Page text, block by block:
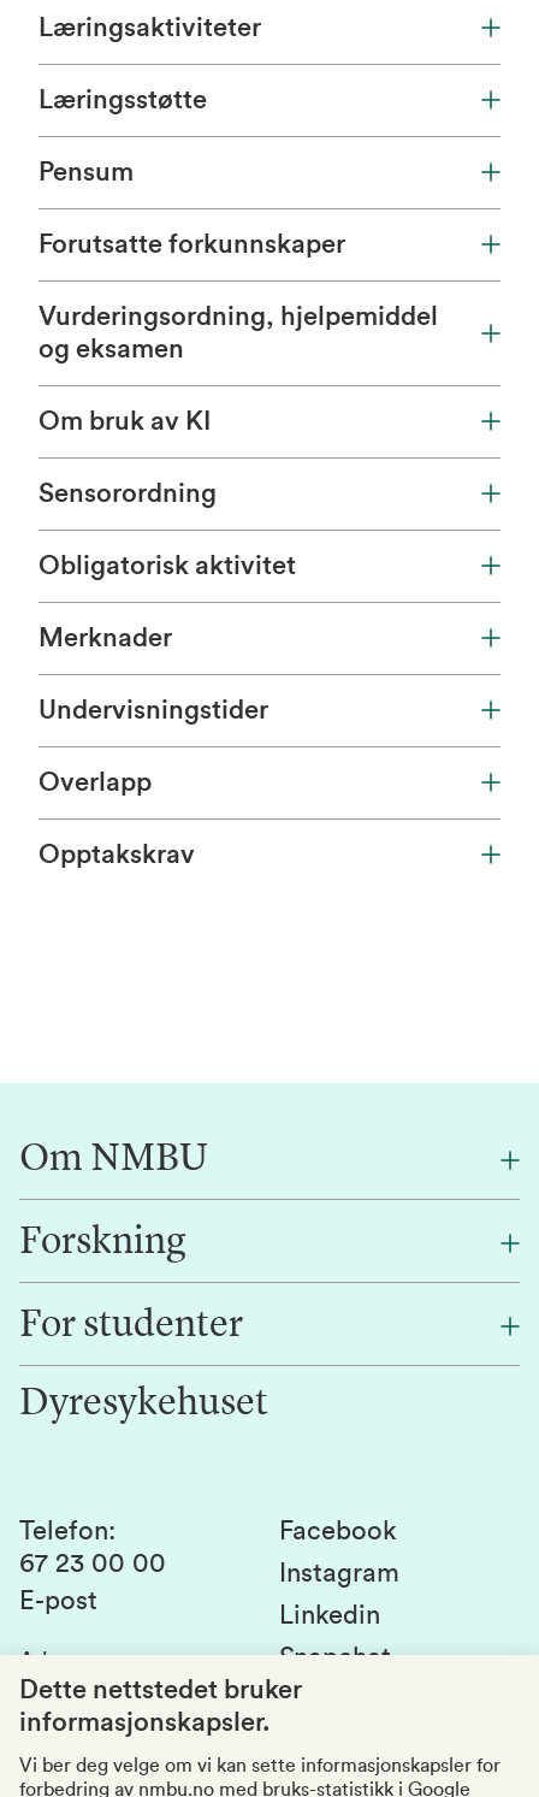
Læringsaktiviteter
Læringsstøtte
Pensum
Forutsatte forkunnskaper
Vurderingsordning, hjelpemiddel
og eksamen
Om bruk av KI
Sensorordning
Obligatorisk aktivitet
Merknader
Undervisningstider
Overlapp
Opptakskrav
Om NMBU
Om oss
Alumni
Kontakt oss
Forskning
Forskning
Innovasjon
For studenter
Studentlivet
Studier og emner
Studenttinget
Si fra om avvik
Kvalitet i utdanningen
Dyresykehuset
Telefon:
67 23 00 00
E-post
Adresse:
Postboks 5003
1432 Ås
Organisasjonsnummer
969159570
Facebook
Instagram
Linkedin
Snapchat
Dette nettstedet bruker
informasjonskapsler.
Vi ber deg velge om vi kan sette informasjonskapsler for
forbedring av nmbu.no med bruks-statistikk i Google